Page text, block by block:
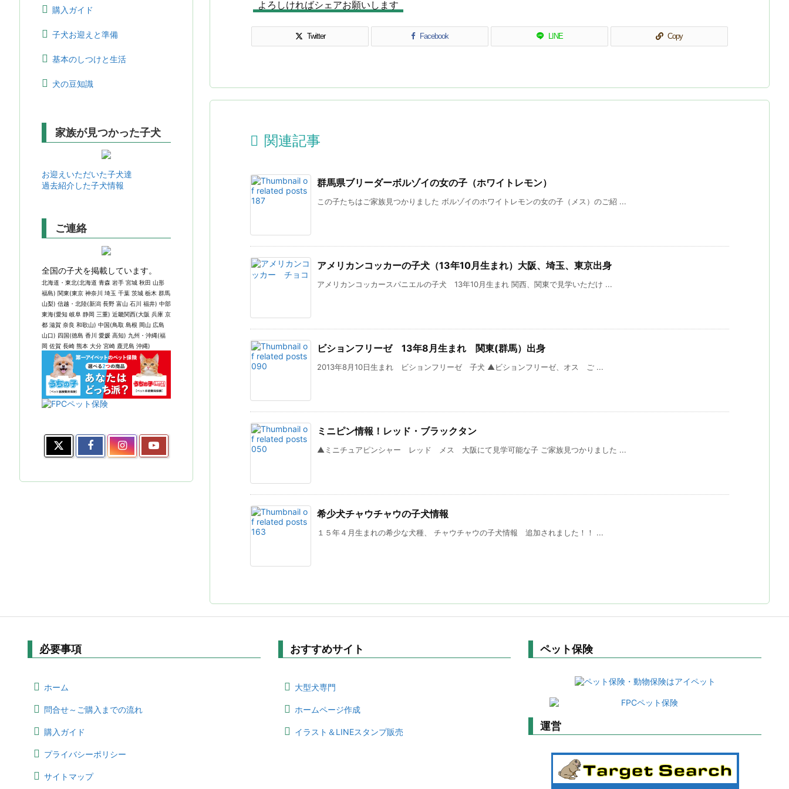
よろしければシェアお願いします
Twitter Facebook LINE Copy
 関連記事
群馬県ブリーダーボルゾイの女の子（ホワイトレモン）
この子たちはご家族見つかりました ボルゾイのホワイトレモンの女の子（メス）のご紹 ...
アメリカンコッカーの子犬（13年10月生まれ）大阪、埼玉、東京出身
アメリカンコッカースパニエルの子犬 13年10月生まれ 関西、関東で見学いただけ ...
ビションフリーゼ 13年8月生まれ 関東(群馬）出身
2013年8月10日生まれ ビションフリーゼ 子犬 ▲ビションフリーゼ、オス ご ...
ミニピン情報！レッド・ブラックタン
▲ミニチュアピンシャー レッド メス 大阪にて見学可能な子 ご家族見つかりました ...
希少犬チャウチャウの子犬情報
１５年４月生まれの希少な犬種、 チャウチャウの子犬情報 追加されました！！ ...
購入ガイド
子犬お迎えと準備
基本のしつけと生活
犬の豆知識
家族が見つかった子犬
お迎えいただいた子犬達
過去紹介した子犬情報
ご連絡
全国の子犬を掲載しています。
北海道・東北(北海道 青森 岩手 宮城 秋田 山形
福島) 関東(東京 神奈川 埼玉 千葉 茨城 栃木 群馬
山梨) 信越・北陸(新潟 長野 富山 石川 福井) 中部
東海(愛知 岐阜 静岡 三重) 近畿関西(大阪 兵庫 京
都 滋賀 奈良 和歌山) 中国(鳥取 島根 岡山 広島
山口) 四国(徳島 香川 愛媛 高知) 九州・沖縄(福
岡 佐賀 長崎 熊本 大分 宮崎 鹿児島 沖縄)
必要事項
ホーム
問合せ～ご購入までの流れ
購入ガイド
プライバシーポリシー
サイトマップ
おすすめサイト
大型犬専門
ホームページ作成
イラスト＆LINEスタンプ販売
ペット保険
運営